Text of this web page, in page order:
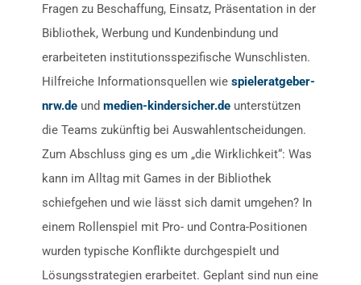
Fragen zu Beschaffung, Einsatz, Präsentation in der
Bibliothek, Werbung und Kundenbindung und
erarbeiteten institutionsspezifische Wunschlisten.
Hilfreiche Informationsquellen wiespieleratgeber-
nrw.de undmedien-kindersicher.de unterstützen
die Teams zukünftig bei Auswahlentscheidungen.
Zum Abschluss ging es um „die Wirklichkeit“: Was
kann im Alltag mit Games in der Bibliothek
schiefgehen und wie lässt sich damit umgehen? In
einem Rollenspiel mit Pro- und Contra-Positionen
wurden typische Konflikte durchgespielt und
Lösungsstrategien erarbeitet. Geplant sind nun eine